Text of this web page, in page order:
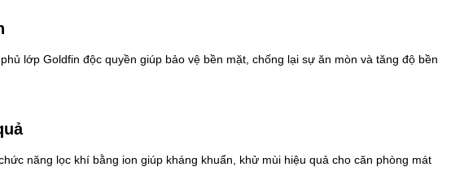
lớp Goldfin độc quyền giúp bảo vệ bền mặt, chống lại sự ăn mòn và tăng độ bền
năng lọc khí bằng ion giúp kháng khuẩn, khử mùi hiệu quả cho căn phòng mát